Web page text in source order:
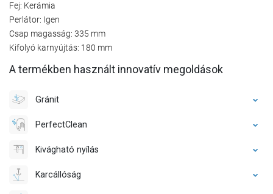
Fej: Kerámia
Perlátor: Igen
Csap magasság: 335 mm
Kifolyó karnyújtás: 180 mm
A termékben használt innovatív megoldások
Gránit
PerfectClean
Kivágható nyílás
Karcállóság